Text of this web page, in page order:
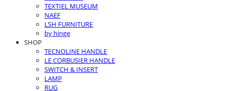
TEXTIEL MUSEUM
NAEF
LSH FURNITURE
by hinge
SHOP
TECNOLINE HANDLE
LE CORBUSIER HANDLE
SWITCH & INSERT
LAMP
RUG